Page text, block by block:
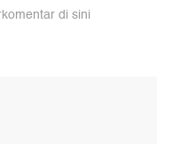
di sini